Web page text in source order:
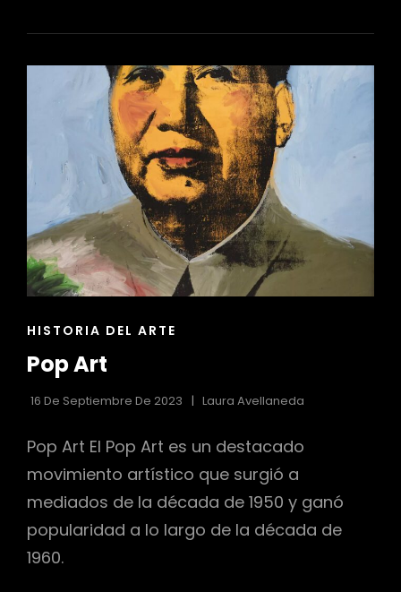
ENLACES
LAS
HISTORIA DEL ARTE
Pop Art
16 De Septiembre De 2023 Laura Avellaneda
Pop Art El Pop Art es un destacado
movimiento artístico que surgió a
mediados de la década de 1950 y ganó
popularidad a lo largo de la década de
1960.